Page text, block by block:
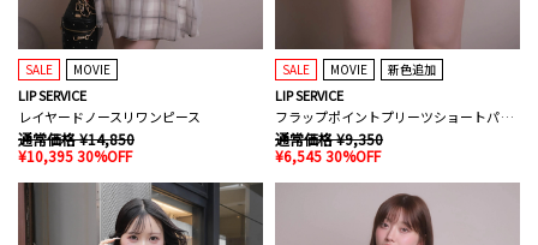
SALE MOVIE
LIP SERVICE
レイヤードノースリワンピース
通常価格 ¥14,850
¥10,395 30%OFF
SALE MOVIE 新色追加
LIP SERVICE
フラップポイントプリーツショートパンツ
通常価格 ¥9,350
¥6,545 30%OFF